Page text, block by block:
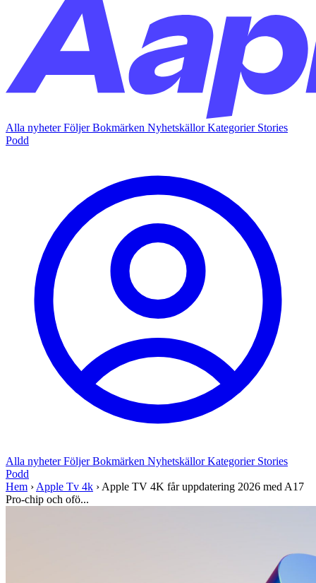
Alla nyheterFöljerBokmärken NyhetskällorKategorier Stories
Podd
Alla nyheterFöljerBokmärken NyhetskällorKategorier Stories
Podd
Hem › Apple Tv 4k › Apple TV 4K får uppdatering 2026 med A17
Pro-chip och ofö...